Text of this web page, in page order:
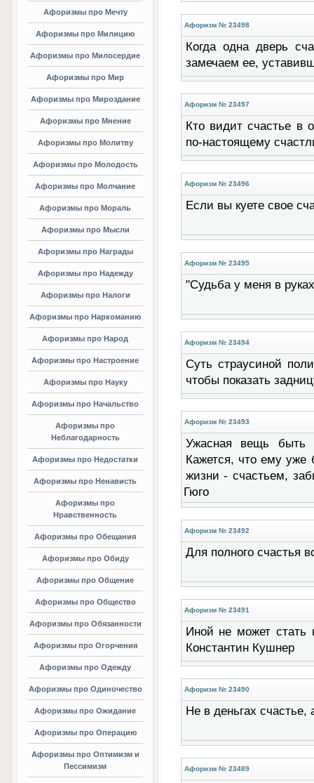
Афоризмы про Мечту
Афоризмы про Милицию
Афоризмы про Милосердие
Афоризмы про Мир
Афоризмы про Мироздание
Афоризмы про Мнение
Афоризмы про Молитву
Афоризмы про Молодость
Афоризмы про Молчание
Афоризмы про Мораль
Афоризмы про Мысли
Афоризмы про Награды
Афоризмы про Надежду
Афоризмы про Налоги
Афоризмы про Наркоманию
Афоризмы про Народ
Афоризмы про Настроение
Афоризмы про Науку
Афоризмы про Начальство
Афоризмы про
Неблагодарность
Афоризмы про Недостатки
Афоризмы про Ненависть
Афоризмы про
Нравственность
Афоризмы про Обещания
Афоризмы про Обиду
Афоризмы про Общение
Афоризмы про Общество
Афоризмы про Обязанности
Афоризмы про Огорчения
Афоризмы про Одежду
Афоризмы про Одиночество
Афоризмы про Ожидание
Афоризмы про Операцию
Афоризмы про Оптимизм и
Пессимизм
Афоризм № 23498
Когда одна дверь
замечаем ее,
Афоризм № 23497
Кто видит счастье в
по-настоящему
Афоризм № 23496
Если вы куете свое
Афоризм № 23495
"Судьба у меня в
Афоризм № 23494
Суть страусиной
чтобы показать
Афоризм № 23493
Ужасная вещь быть
Кажется, что ему уже
жизни - счастьем,
Гюго
Афоризм № 23492
Для полного счастья
Афоризм № 23491
Иной не может стать
Константин Кушнер
Афоризм № 23490
Не в деньгах
Афоризм № 23489